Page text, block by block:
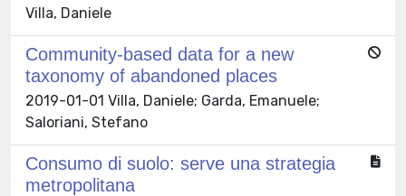
Villa, Daniele
Community-based data for a new
taxonomy of abandoned places
2019-01-01 Villa, Daniele; Garda, Emanuele;
Saloriani, Stefano
Consumo di suolo: serve una strategia
metropolitana